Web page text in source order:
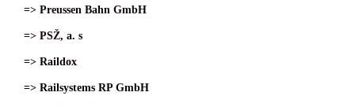
=> Preussen Bahn GmbH
=> PSŽ, a. s
=> Raildox
=> Railsystems RP GmbH